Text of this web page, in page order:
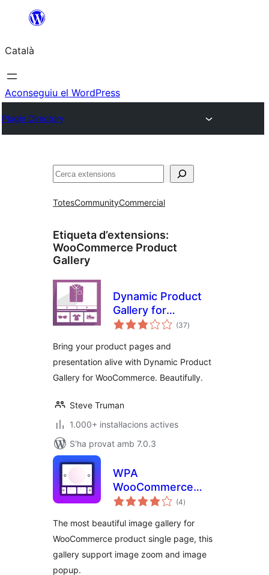
contingut
Català
Aconseguiu el WordPress
Plugin Directory
Cerca
TotesCommunityCommercial
Etiqueta d’extensions:
WooCommerce Product
Gallery
Dynamic Product
Gallery for
WooCommerce
(37puntuacions
totals
)
Bring your product pages and
presentation alive with Dynamic Product
Gallery for WooCommerce. Beautifully.
Steve Truman
1.000+ instal·lacions actives
S'ha provat amb 7.0.3
WPA
WooCommerce
Product Gallery
(4puntuacions
totals
)
The most beautiful image gallery for
WooCommerce product single page, this
gallery support image zoom and image
popup.